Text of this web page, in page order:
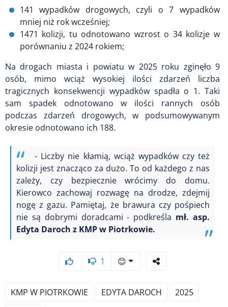
141 wypadków drogowych, czyli o 7 wypadków
mniej niż rok wcześniej;
1471 kolizji, tu odnotowano wzrost o 34 kolizje w
porównaniu z 2024 rokiem;
Na drogach miasta i powiatu w 2025 roku zginęło 9
osób, mimo wciąż wysokiej ilości zdarzeń liczba
tragicznych konsekwencji wypadków spadła o 1. Taki
sam spadek odnotowano w ilości rannych osób
podczas zdarzeń drogowych, w podsumowywanym
okresie odnotowano ich 188.
- Liczby nie kłamią, wciąż wypadków czy też
kolizji jest znacząco za dużo. To od każdego z nas
zależy, czy bezpiecznie wrócimy do domu.
Kierowco zachowaj rozwagę na drodze, zdejmij
nogę z gazu. Pamiętaj, że brawura czy pośpiech
nie są dobrymi doradcami - podkreśla mł. asp.
Edyta Daroch z KMP w Piotrkowie.
1 😊
KMP W PIOTRKOWIE EDYTA DAROCH
2025